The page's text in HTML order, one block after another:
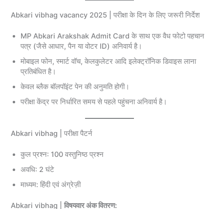
Abkari vibhag vacancy 2025 | परीक्षा के दिन के लिए जरूरी निर्देश
MP Abkari Arakshak Admit Card के साथ एक वैध फोटो पहचान
पत्र (जैसे आधार, पैन या वोटर ID) अनिवार्य है।
मोबाइल फोन, स्मार्ट वॉच, केलकुलेटर आदि इलेक्ट्रॉनिक डिवाइस लाना
प्रतिबंधित है।
केवल ब्लैक बॉलपॉइंट पेन की अनुमति होगी।
परीक्षा केंद्र पर निर्धारित समय से पहले पहुंचना अनिवार्य है।
Abkari vibhag | परीक्षा पैटर्न
कुल प्रश्न: 100 वस्तुनिष्ठ प्रश्न
अवधि: 2 घंटे
माध्यम: हिंदी एवं अंग्रेज़ी
Abkari vibhag |विषयवार अंक वितरण: